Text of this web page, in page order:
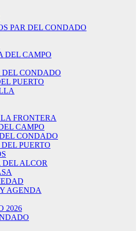
PAR DEL CONDADO
DEL CAMPO
CONDADO
PUERTO
FRONTERA
CAMPO
CONDADO
PUERTO
ALCOR
AGENDA
2026